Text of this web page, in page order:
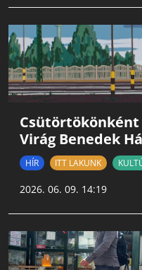
Virág Benedek
HÍR ITT LAKUNK
2026. 06. 09. 14:19